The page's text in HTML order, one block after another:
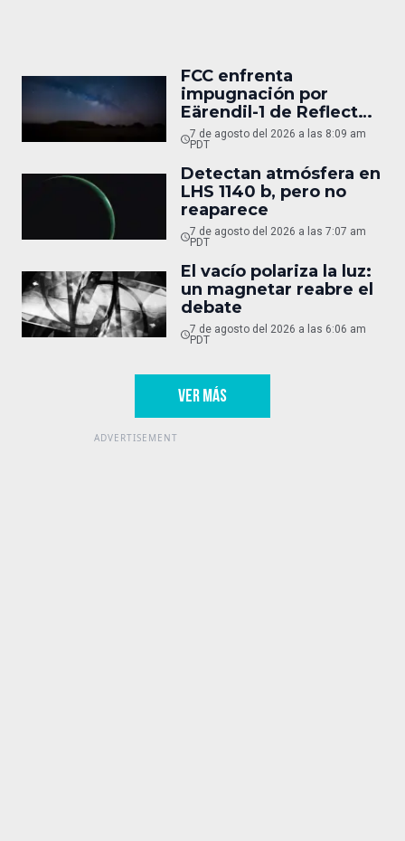
FCC enfrenta
impugnación por
Eärendil-1 de Reflect
Orbital
7 de agosto del 2026 a las 8:09 am
PDT
Detectan atmósfera en
LHS 1140 b, pero no
reaparece
7 de agosto del 2026 a las 7:07 am
PDT
El vacío polariza la luz:
un magnetar reabre el
debate
7 de agosto del 2026 a las 6:06 am
PDT
VER MÁS